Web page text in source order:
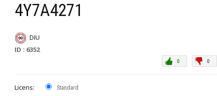
4Y7A4271
DIU
ID : 6352
0
0
Licens: Standard